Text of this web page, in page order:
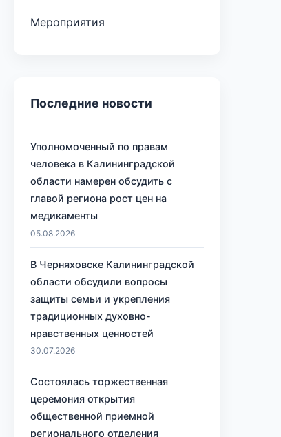
Мероприятия
Последние новости
Уполномоченный по правам
человека в Калининградской
области намерен обсудить с
главой региона рост цен на
медикаменты
05.08.2026
В Черняховске Калининградской
области обсудили вопросы
защиты семьи и укрепления
традиционных духовно-
нравственных ценностей
30.07.2026
Состоялась торжественная
церемония открытия
общественной приемной
регионального отделения